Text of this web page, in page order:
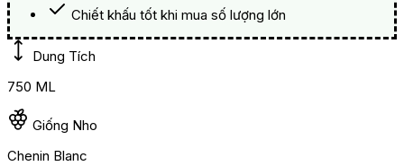
Chiết khấu tốt khi mua số lượng lớn
Dung Tích
750 ML
Giống Nho
Chenin Blanc